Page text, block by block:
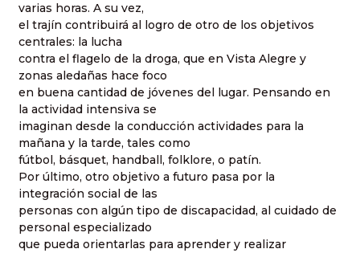
varias horas. A su vez,
el trajín contribuirá al logro de otro de los objetivos
centrales: la lucha
contra el flagelo de la droga, que en Vista Alegre y
zonas aledañas hace foco
en buena cantidad de jóvenes del lugar. Pensando en
la actividad intensiva se
imaginan desde la conducción actividades para la
mañana y la tarde, tales como
fútbol, básquet, handball, folklore, o patín.
Por último, otro objetivo a futuro pasa por la
integración social de las
personas con algún tipo de discapacidad, al cuidado de
personal especializado
que pueda orientarlas para aprender y realizar